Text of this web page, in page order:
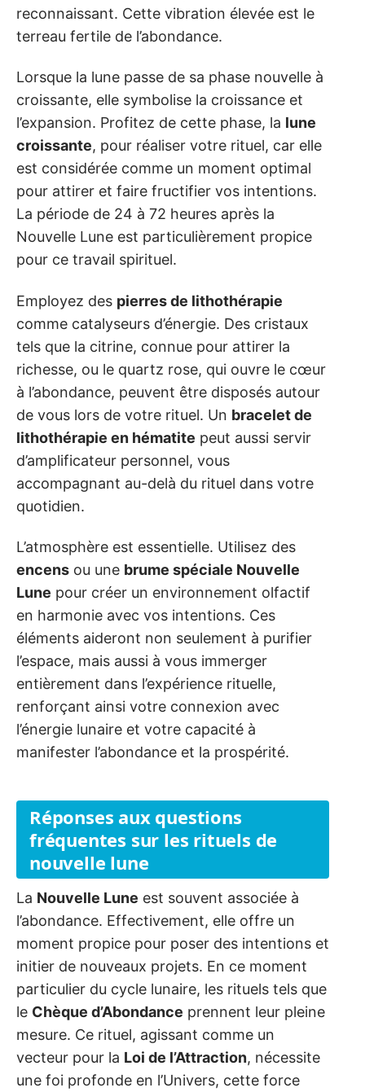
reconnaissant. Cette vibration élevée est le
terreau fertile de l’abondance.
Lorsque la lune passe de sa phase nouvelle à
croissante, elle symbolise la croissance et
l’expansion. Profitez de cette phase, la lune
croissante, pour réaliser votre rituel, car elle
est considérée comme un moment optimal
pour attirer et faire fructifier vos intentions.
La période de 24 à 72 heures après la
Nouvelle Lune est particulièrement propice
pour ce travail spirituel.
Employez des pierres de lithothérapie
comme catalyseurs d’énergie. Des cristaux
tels que la citrine, connue pour attirer la
richesse, ou le quartz rose, qui ouvre le cœur
à l’abondance, peuvent être disposés autour
de vous lors de votre rituel. Un bracelet de
lithothérapie en hématite peut aussi servir
d’amplificateur personnel, vous
accompagnant au-delà du rituel dans votre
quotidien.
L’atmosphère est essentielle. Utilisez des
encens ou une brume spéciale Nouvelle
Lune pour créer un environnement olfactif
en harmonie avec vos intentions. Ces
éléments aideront non seulement à purifier
l’espace, mais aussi à vous immerger
entièrement dans l’expérience rituelle,
renforçant ainsi votre connexion avec
l’énergie lunaire et votre capacité à
manifester l’abondance et la prospérité.
Réponses aux questions
fréquentes sur les rituels de
nouvelle lune
La Nouvelle Lune est souvent associée à
l’abondance. Effectivement, elle offre un
moment propice pour poser des intentions et
initier de nouveaux projets. En ce moment
particulier du cycle lunaire, les rituels tels que
le Chèque d’Abondance prennent leur pleine
mesure. Ce rituel, agissant comme un
vecteur pour la Loi de l’Attraction, nécessite
une foi profonde en l’Univers, cette force